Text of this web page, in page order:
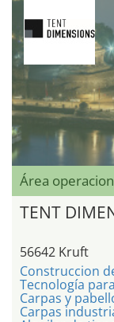
Área
TENT
56642 Kruft
Construccion
Tecnología
Carpas y
Carpas